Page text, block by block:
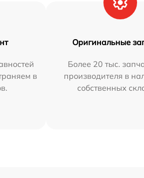
в
Оригинальные
Более 20 тыс.
производителя в
собственных